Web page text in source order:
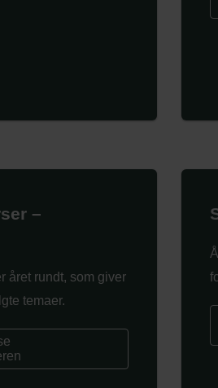
–
året rundt, som giver
temaer.